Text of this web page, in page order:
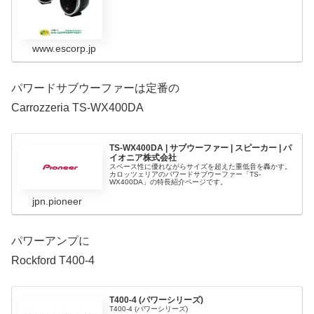
www.escorp.jp
パワードサブウーファーは定番の
Carrozzeria TS-WX400DA
TS-WX400DA | サブウーファー | スピーカー | パ
イオニア株式会社
スペース性に優れながらサイズを超えた重低音を轟かす。
カロッツェリアのパワードサブウーファー「TS-
WX400DA」の特長紹介ページです。
jpn.pioneer
パワーアンプに
Rockford T400-4
T400-4 (パワーシリーズ)
T400-4 (パワーシリーズ)